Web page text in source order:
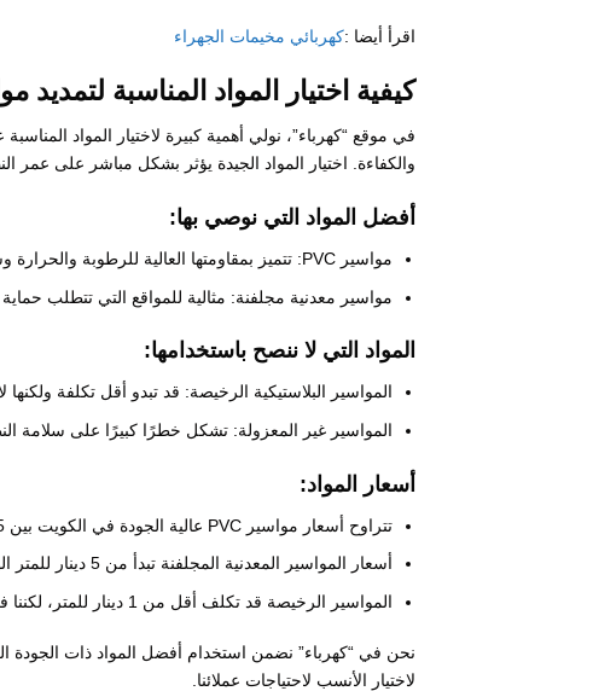
اقرأ أيضا :كهربائي مخيمات الجهراء
كيفية اختيار المواد المناسبة لتمديد
في موقع “كهرباء”، نولي أهمية كبيرة لاختيار المواد
والكفاءة. اختيار المواد الجيدة يؤثر بشكل مباشر على عمر
أفضل المواد التي نوصي بها:
مواسير PVC: تتميز بمقاومتها العالية للرطوبة والحرارة وسهولة تركيبها، وتُعد الخيار الأكثر شيوعًا.
مواسير معدنية مجلفنة: مثالية للمواقع التي تتطلب
المواد التي لا ننصح باستخدامها:
المواسير البلاستيكية الرخيصة: قد تبدو أقل تكلفة
المواسير غير المعزولة: تشكل خطرًا كبيرًا على سلامة
أسعار المواد:
تتراوح أسعار مواسير PVC عالية الجودة في الكويت بين 1.5 إلى 3 دينار للمتر الواحد، حسب العلامة التجارية.
أسعار المواسير المعدنية المجلفنة تبدأ من 5 دينار للمتر الواحد وتزيد حسب الجودة والمقاسات المطلوبة.
المواسير الرخيصة قد تكلف أقل من 1 دينار للمتر، لكننا في موقع “كهرباء” لا ننصح باستخدامها حفاظًا على أمان النظام.
نحن في “كهرباء” نضمن استخدام أفضل المواد ذات الجودة
لاختيار الأنسب لاحتياجات عملائنا.